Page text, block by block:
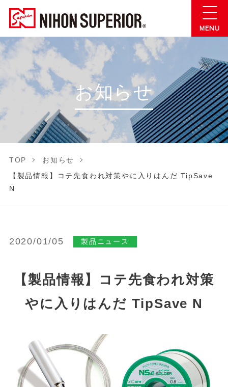
お知らせ
TOP
お知らせ
【製品情報】コテ先食われ対策やに入りはんだ TipSave
N
2020/01/05 製品ニュース
【製品情報】コテ先食われ対策
やに入りはんだ TipSave N